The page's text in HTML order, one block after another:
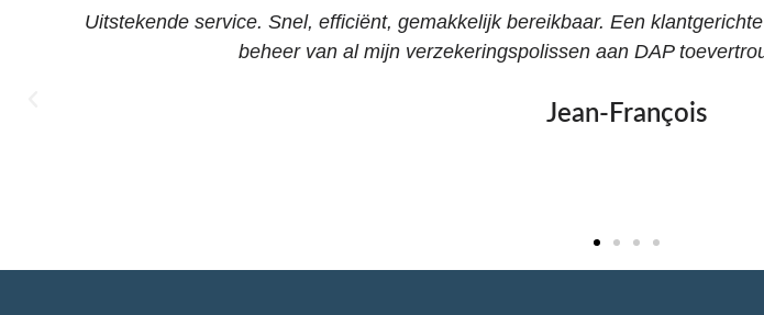
Uitstekende service. Snel, efficiënt, gemakkelijk bereikbaar. Een
beheer van al mijn verzekeringspolissen aan DAP
Jean-François